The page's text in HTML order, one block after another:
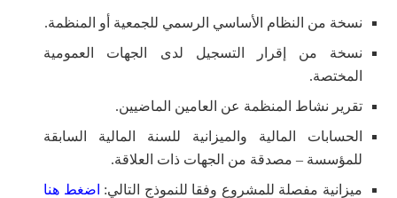
نسخة من النظام الأساسي الرسمي للجمعية أو المنظمة.
نسخة من إقرار التسجيل لدى الجهات العمومية
المختصة.
تقرير نشاط المنظمة عن العامين الماضيين.
الحسابات المالية والميزانية للسنة المالية السابقة
للمؤسسة – مصدقة من الجهات ذات العلاقة.
ميزانية مفصلة للمشروع وفقا للنموذج التالي: اضغط هنا